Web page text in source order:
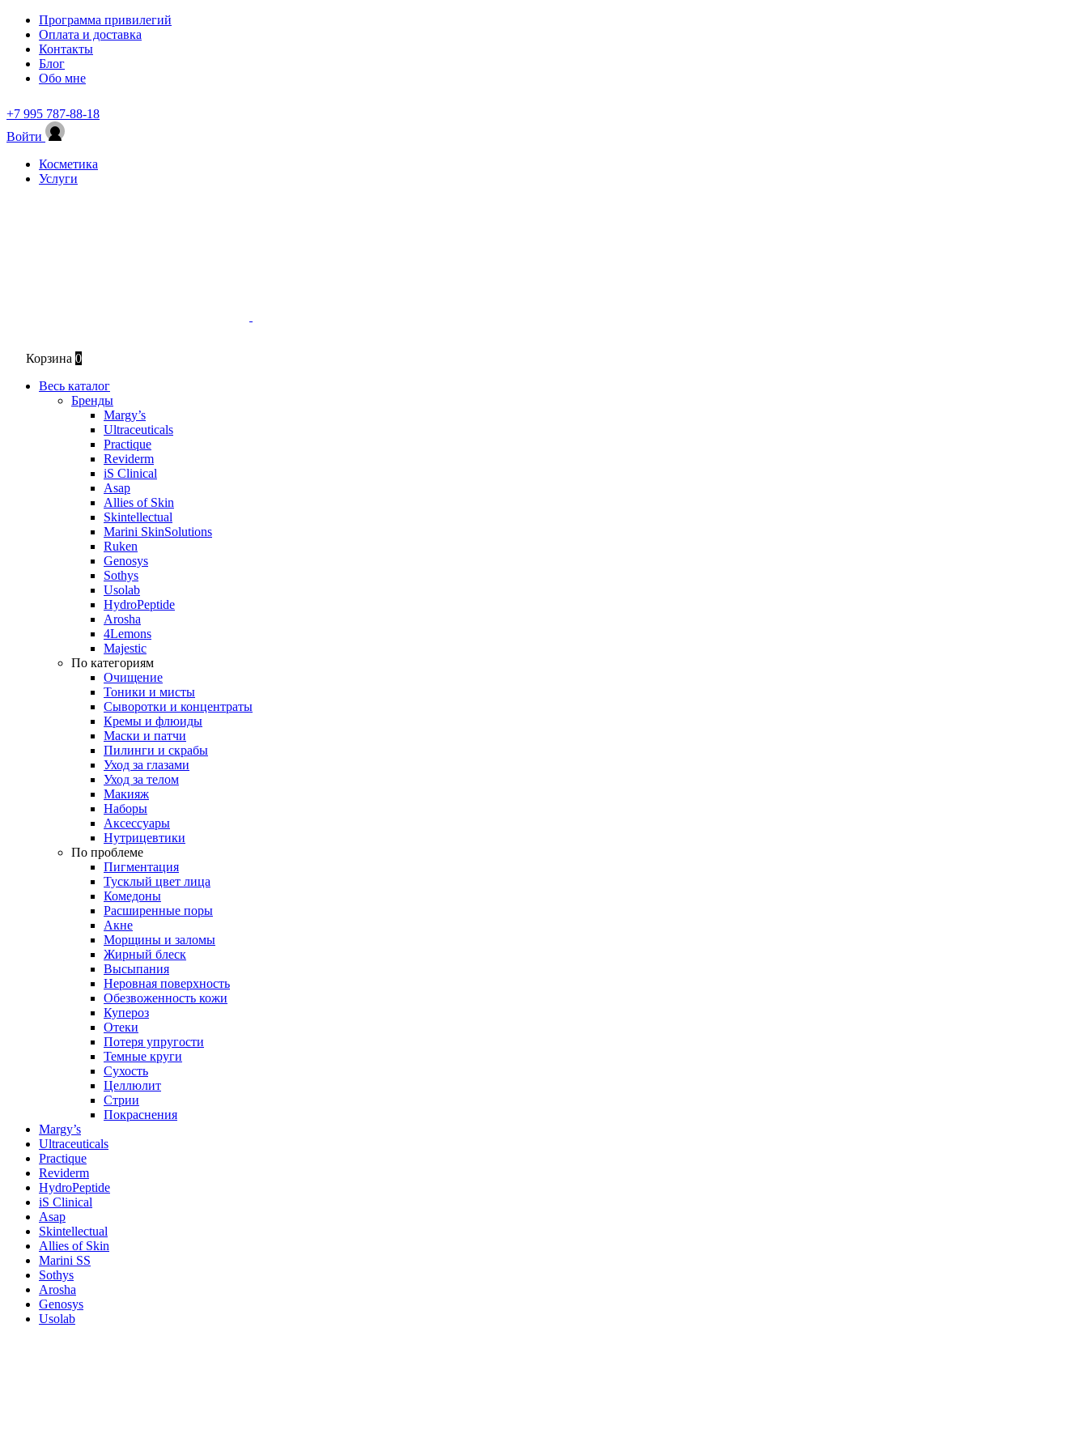
Программа привилегий
Оплата и доставка
Контакты
Блог
Обо мне
+7 995 787-88-18
Войти
Косметика
Услуги
Корзина 0
Весь каталог
Бренды
Margy’s
Ultraceuticals
Practique
Reviderm
iS Clinical
Asap
Allies of Skin
Skintellectual
Marini SkinSolutions
Ruken
Genosys
Sothys
Usolab
HydroPeptide
Arosha
4Lemons
Majestic
По категориям
Очищение
Тоники и мисты
Сыворотки и концентраты
Кремы и флюиды
Маски и патчи
Пилинги и скрабы
Уход за глазами
Уход за телом
Макияж
Наборы
Аксессуары
Нутрицевтики
По проблеме
Пигментация
Тусклый цвет лица
Комедоны
Расширенные поры
Акне
Морщины и заломы
Жирный блеск
Высыпания
Неровная поверхность
Обезвоженность кожи
Купероз
Отеки
Потеря упругости
Темные круги
Сухость
Целлюлит
Стрии
Покраснения
Margy’s
Ultraceuticals
Practique
Reviderm
HydroPeptide
iS Clinical
Asap
Skintellectual
Allies of Skin
Marini SS
Sothys
Arosha
Genosys
Usolab